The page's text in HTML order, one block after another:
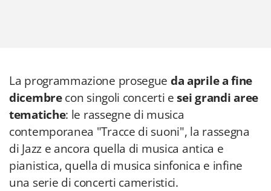
La programmazione prosegue da aprile a fine
dicembrecon singoli concerti esei grandi aree
tematiche: le rassegne di musica
contemporanea "Tracce di suoni", la rassegna
di Jazz e ancora quella di musica antica e
pianistica, quella di musica sinfonica e infine
una serie di concerti cameristici.